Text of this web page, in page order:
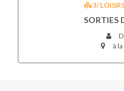
3/
SORTIES
à